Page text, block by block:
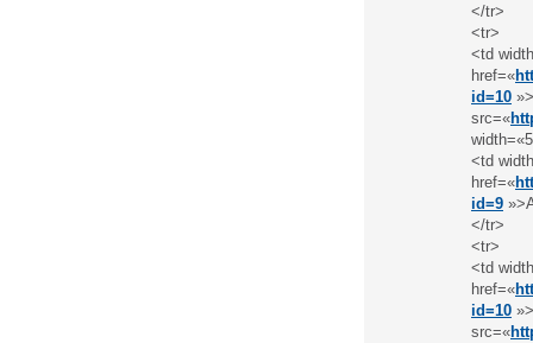
</tr>
<tr>
<td
href=«
id=10
src=«
<td
href=«
id=9
</tr>
<tr>
<td
href=«
id=10
src=«